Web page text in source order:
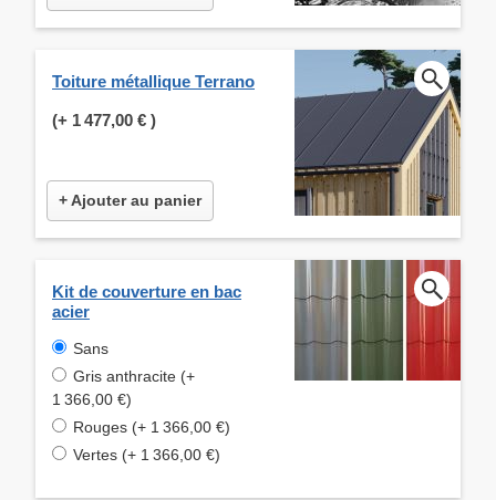
Toiture métallique Terrano
(+ 1 477,00 € )
+ Ajouter au panier
Kit de couverture en bac
acier
Sans
Gris anthracite (+
1 366,00 €)
Rouges (+ 1 366,00 €)
Vertes (+ 1 366,00 €)